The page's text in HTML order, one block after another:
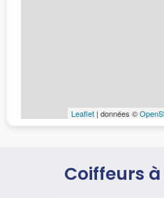
Leaflet | données ©
Coiffeurs